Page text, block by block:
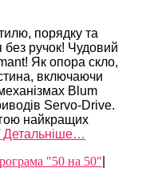
порядку та
без ручок! Чудовий
Як опора скло,
включаючи
Blum
Servo-Drive.
найкращих
Детальніше…
"50 на 50"